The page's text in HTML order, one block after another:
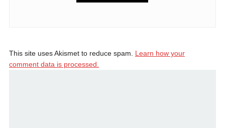
This site uses Akismet to reduce spam. Learn how your
comment data is processed.